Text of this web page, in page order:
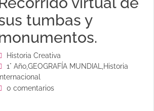
tumbas y
Historia Creativa
1° Año,GEOGRAFÍA MUNDIAL,Historia
Internacional
0 comentarios